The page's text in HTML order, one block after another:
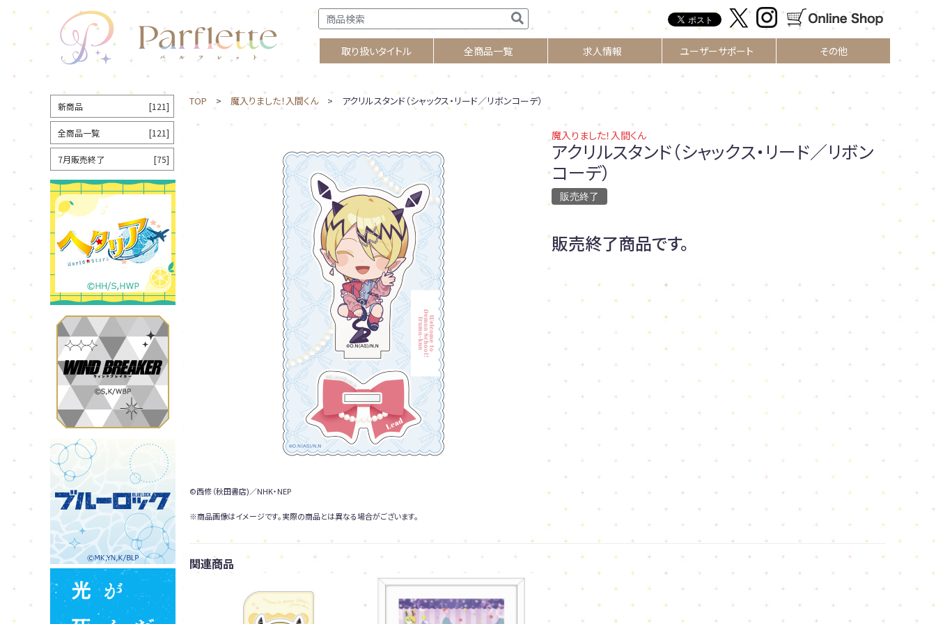
取り扱いタイトル 全商品一覧 求人情報 ユーザーサポート その他
TOP > 魔入りました！入間くん> アクリルスタンド（シャックス・リード／リボンコーデ）
©西修（秋田書店)／NHK・NEP
※商品画像はイメージです。実際の商品とは異なる場合がございます。
魔入りました！入間くん
アクリルスタンド（シャックス・リード／リボン
コーデ）
販売終了
販売終了商品です。
関連商品
新商品 [121]
全商品一覧 [121]
7月販売終了 [75]